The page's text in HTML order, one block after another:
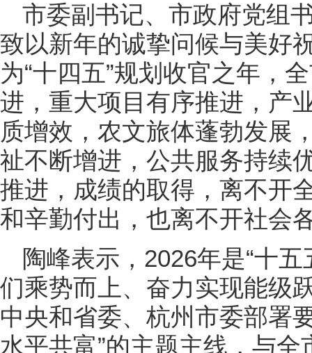
市委副书记、市政府党组
致以新年的诚挚问候与美好
为“十四五”规划收官之年，
进，重大项目有序推进，产
质增效，农文旅体蓬勃发展
祉不断增进，公共服务持续
推进，成绩的取得，离不开
和辛勤付出，也离不开社会
陶峰表示，2026年是“十
们乘势而上、奋力实现能级
中央和省委、杭州市委部署
水平共富”的主题主线，与